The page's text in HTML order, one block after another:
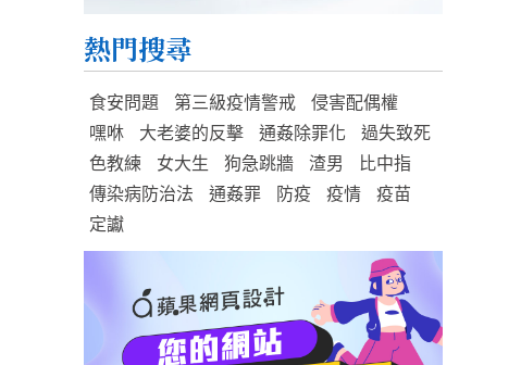
熱門搜尋
食安問題 第三級疫情警戒
侵害配偶權
嘿咻
大老婆的反擊 通姦除罪化
過失致死
色教練
女大生 狗急跳牆 渣男
比中指
傳染病防治法
通姦罪 防疫 疫情
疫苗
定讞